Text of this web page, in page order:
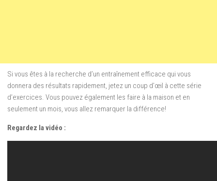
Si vous êtes à la recherche d’un entraînement efficace qui vous
donnera des résultats rapidement, jetez un coup d’œil à cette série
d’exercices. Vous pouvez également les faire à la maison et en
seulement un mois, vous allez remarquer la différence!
Regardez la vidéo :